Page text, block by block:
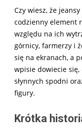
Czy wiesz, że
codzienny element
względu na ich
górnicy, farmerzy i
się na ekranach, a
wpisie dowiecie
słynnych spodni
figury.
Krótka